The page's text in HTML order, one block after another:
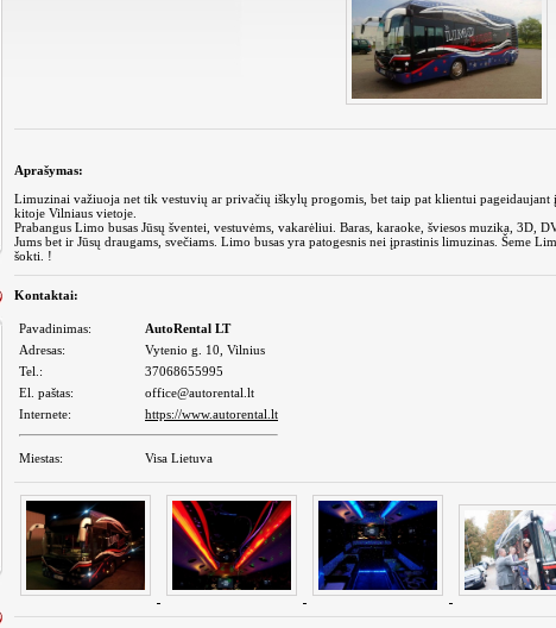
Aprašymas:
Limuzinai važiuoja net tik vestuvių ar privačių iškylų progomis, bet taip pat klientui pageidaujant
kitoje Vilniaus vietoje.
Prabangus Limo busas Jūsų šventei, vestuvėms, vakarėliui. Baras, karaoke, šviesos muzika, 3D,
Jums bet ir Jūsų draugams, svečiams. Limo busas yra patogesnis nei įprastinis limuzinas. Šeme
šokti. !
Kontaktai:
Pavadinimas:
AutoRental LT
Adresas:
Vytenio g. 10, Vilnius
Tel.:
37068655995
El. paštas:
office@autorental.lt
Internete:
https://www.autorental.lt
Miestas: Visa Lietuva